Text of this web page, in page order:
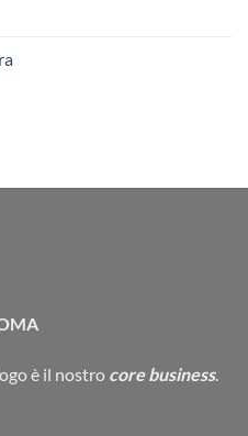
è il nostro core business.